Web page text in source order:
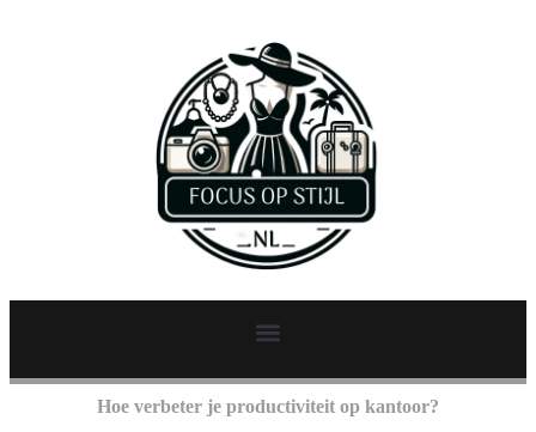
Hoe verbeter je productiviteit op kantoor?